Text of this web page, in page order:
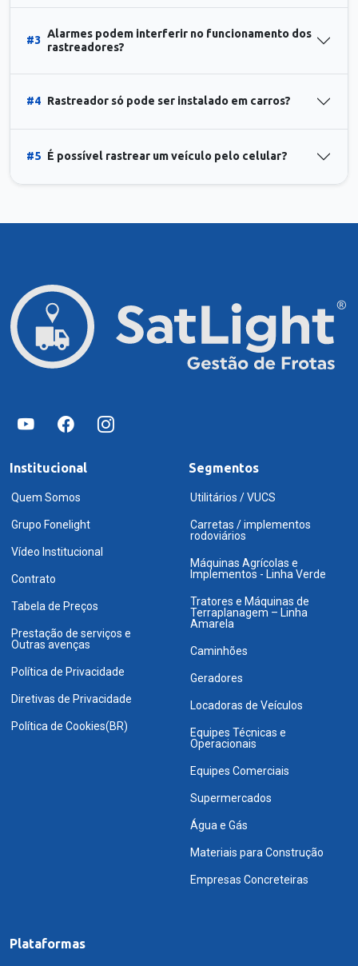
#3
Alarmes podem interferir no funcionamento dos
rastreadores?
#4 Rastreador só pode ser instalado em carros?
#5 É possível rastrear um veículo pelo celular?
Institucional
Quem Somos
Grupo Fonelight
Vídeo Institucional
Contrato
Tabela de Preços
Prestação de serviços e
Outras avenças
Política de Privacidade
Diretivas de Privacidade
Política de Cookies(BR)
Segmentos
Utilitários / VUCS
Carretas / implementos
rodoviários
Máquinas Agrícolas e
Implementos - Linha Verde
Tratores e Máquinas de
Terraplanagem – Linha
Amarela
Caminhões
Geradores
Locadoras de Veículos
Equipes Técnicas e
Operacionais
Equipes Comerciais
Supermercados
Água e Gás
Materiais para Construção
Empresas Concreteiras
Plataformas